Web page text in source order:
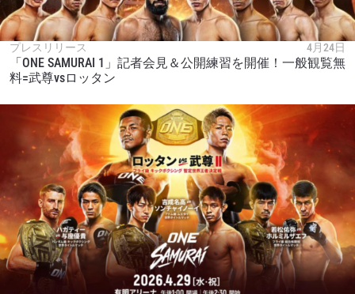
プレスリリース 4月24日
「ONE SAMURAI 1」記者会見＆公開練習を開催！一般観覧無
料=武尊vsロッタン